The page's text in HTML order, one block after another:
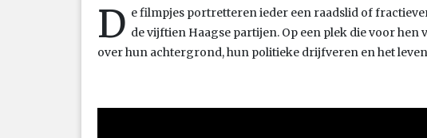
D e filmpjes portretteren ieder een raadslid of
de vijftien Haagse partijen. Op een plek die voor hen
over hun achtergrond, hun politieke drijfveren en het